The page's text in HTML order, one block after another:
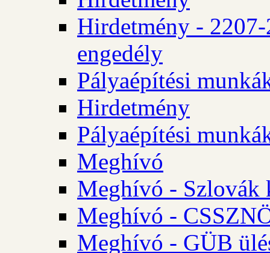
Hirdetmény -
engedély
Pályaépítési
Hirdetmény
Pályaépítési
Meghívó
Meghívó - Szlovák
Meghívó -
Meghívó - GÜB